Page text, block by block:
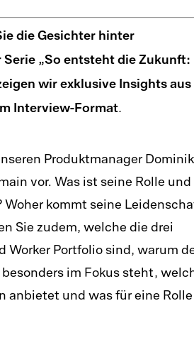
Circular
Cloud
Software
Software
Software
die Gesichter hinter
„So entsteht die Zukunft:
wir exklusive Insights aus
Interview-Format.
Produktmanager Dominik
vor. Was ist seine Rolle und
Woher kommt seine
Sie zudem, welche die drei
Worker Portfolio sind, warum
im Fokus steht,
anbietet und was für eine Rolle